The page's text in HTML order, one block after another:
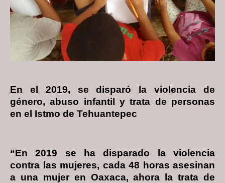
En el 2019, se disparó la violencia de
género, abuso infantil y trata de personas
en el Istmo de Tehuantepec
“En 2019 se ha disparado la violencia
contra las mujeres, cada 48 horas asesinan
a una mujer en Oaxaca, ahora la trata de